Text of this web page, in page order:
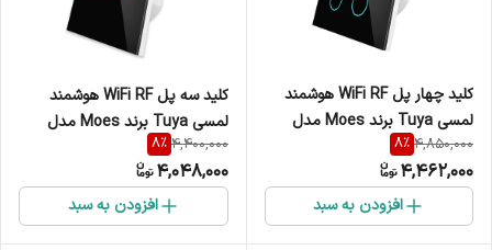
کلید چهار پل WiFi RF هوشمند
لمسی Tuya برند Moes مدل
WRS-EU4
4,850,000
8%
4,462,000
افزودن به سبد
کلید سه پل WiFi RF هوشمند
لمسی Tuya برند Moes مدل
WRS-EU3
4,400,000
8%
4,048,000
افزودن به سبد